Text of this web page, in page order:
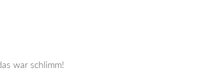
war schlimm!